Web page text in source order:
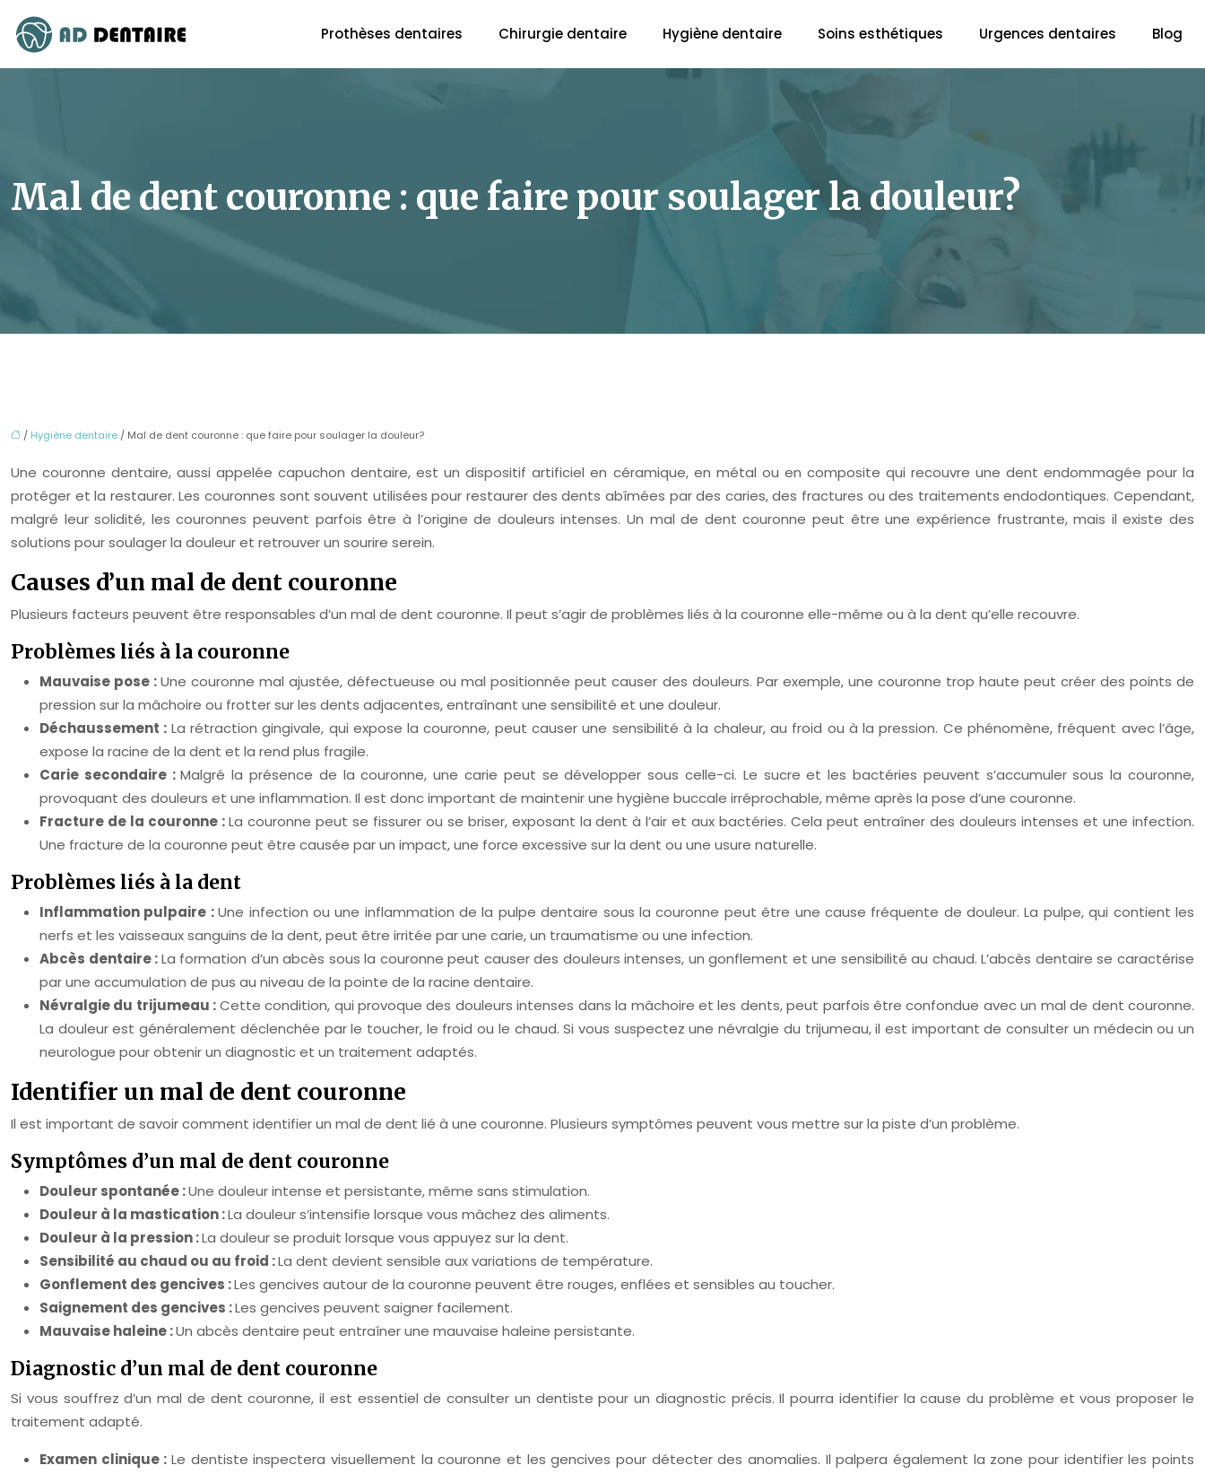
Prothèses dentaires Chirurgie dentaire Hygiène dentaire Soins esthétiques Urgences dentaires Blog
Mal de dent couronne : que faire pour soulager la douleur?
/ Hygiène dentaire / Mal de dent couronne : que faire pour soulager la douleur?
Une couronne dentaire, aussi appelée capuchon dentaire, est un dispositif artificiel en céramique, en métal ou en composite qui recouvre une dent endommagée pour la
protéger et la restaurer. Les couronnes sont souvent utilisées pour restaurer des dents abîmées par des caries, des fractures ou des traitements endodontiques. Cependant,
malgré leur solidité, les couronnes peuvent parfois être à l’origine de douleurs intenses. Un mal de dent couronne peut être une expérience frustrante, mais il existe des
solutions pour soulager la douleur et retrouver un sourire serein.
Causes d’un mal de dent couronne
Plusieurs facteurs peuvent être responsables d’un mal de dent couronne. Il peut s’agir de problèmes liés à la couronne elle-même ou à la dent qu’elle recouvre.
Problèmes liés à la couronne
Mauvaise pose :Une couronne mal ajustée, défectueuse ou mal positionnée peut causer des douleurs. Par exemple, une couronne trop haute peut créer des points de
pression sur la mâchoire ou frotter sur les dents adjacentes, entraînant une sensibilité et une douleur.
Déchaussement : La rétraction gingivale, qui expose la couronne, peut causer une sensibilité à la chaleur, au froid ou à la pression. Ce phénomène, fréquent avec l’âge,
expose la racine de la dent et la rend plus fragile.
Carie secondaire :Malgré la présence de la couronne, une carie peut se développer sous celle-ci. Le sucre et les bactéries peuvent s’accumuler sous la couronne,
provoquant des douleurs et une inflammation. Il est donc important de maintenir une hygiène buccale irréprochable, même après la pose d’une couronne.
Fracture de la couronne :La couronne peut se fissurer ou se briser, exposant la dent à l’air et aux bactéries. Cela peut entraîner des douleurs intenses et une infection.
Une fracture de la couronne peut être causée par un impact, une force excessive sur la dent ou une usure naturelle.
Problèmes liés à la dent
Inflammation pulpaire :Une infection ou une inflammation de la pulpe dentaire sous la couronne peut être une cause fréquente de douleur. La pulpe, qui contient les
nerfs et les vaisseaux sanguins de la dent, peut être irritée par une carie, un traumatisme ou une infection.
Abcès dentaire :La formation d’un abcès sous la couronne peut causer des douleurs intenses, un gonflement et une sensibilité au chaud. L’abcès dentaire se caractérise
par une accumulation de pus au niveau de la pointe de la racine dentaire.
Névralgie du trijumeau :Cette condition, qui provoque des douleurs intenses dans la mâchoire et les dents, peut parfois être confondue avec un mal de dent couronne.
La douleur est généralement déclenchée par le toucher, le froid ou le chaud. Si vous suspectez une névralgie du trijumeau, il est important de consulter un médecin ou un
neurologue pour obtenir un diagnostic et un traitement adaptés.
Identifier un mal de dent couronne
Il est important de savoir comment identifier un mal de dent lié à une couronne. Plusieurs symptômes peuvent vous mettre sur la piste d’un problème.
Symptômes d’un mal de dent couronne
Douleur spontanée :Une douleur intense et persistante, même sans stimulation.
Douleur à la mastication :La douleur s’intensifie lorsque vous mâchez des aliments.
Douleur à la pression :La douleur se produit lorsque vous appuyez sur la dent.
Sensibilité au chaud ou au froid :La dent devient sensible aux variations de température.
Gonflement des gencives :Les gencives autour de la couronne peuvent être rouges, enflées et sensibles au toucher.
Saignement des gencives :Les gencives peuvent saigner facilement.
Mauvaise haleine :Un abcès dentaire peut entraîner une mauvaise haleine persistante.
Diagnostic d’un mal de dent couronne
Si vous souffrez d’un mal de dent couronne, il est essentiel de consulter un dentiste pour un diagnostic précis. Il pourra identifier la cause du problème et vous proposer le
traitement adapté.
Examen clinique : Le dentiste inspectera visuellement la couronne et les gencives pour détecter des anomalies. Il palpera également la zone pour identifier les points